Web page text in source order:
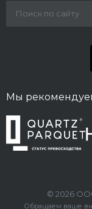
Мы
© 2026
Обращаем ваше